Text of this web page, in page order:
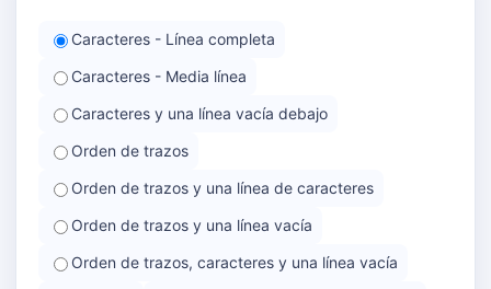
Caracteres - Línea completa
Caracteres - Media línea
Caracteres y una línea vacía debajo
Orden de trazos
Orden de trazos y una línea de caracteres
Orden de trazos y una línea vacía
Orden de trazos, caracteres y una línea vacía